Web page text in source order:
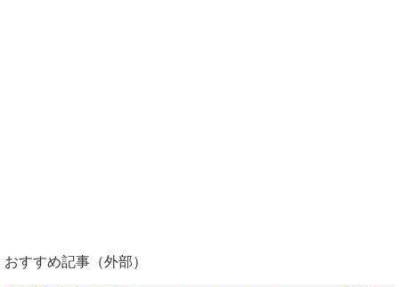
おすすめ記事（外部）